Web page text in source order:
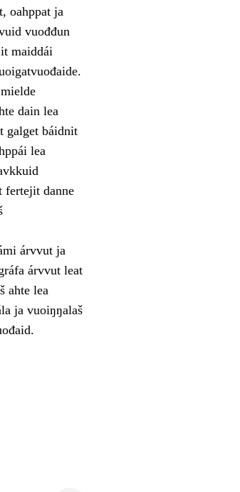
oahppat ja
vuođđun
maiddái
dain lea
galget báidnit
lea
fertejit danne
árvvut ja
árvvut leat
ahte lea
ja vuoiŋŋalaš